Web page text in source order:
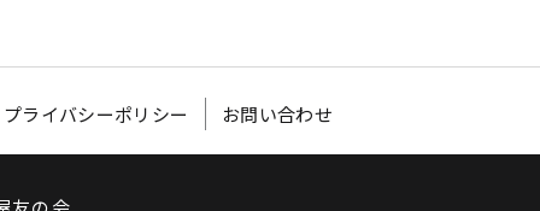
プライバシーポリシー お問い合わせ